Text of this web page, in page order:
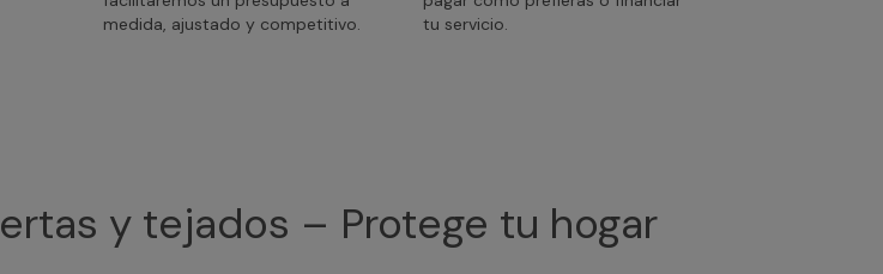
medida, ajustado y competitivo.
tu servicio.
y tejados – Protege tu hogar